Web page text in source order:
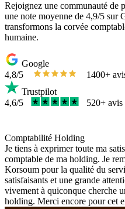
Rejoignez une communauté de
une note moyenne de 4,9/5 sur
transformons la corvée
humaine.
Google
4,8/5
1400+
Trustpilot
4,6/5
520+ avis
Comptabilité Holding
Je tiens à exprimer toute ma
comptable de ma holding. Je
Korsoum pour la qualité du
satisfaisants et une grande
vivement à quiconque cherche
holding. Merci encore pour cet